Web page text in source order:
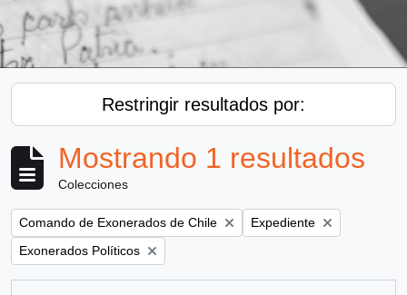
Restringir resultados por:
Mostrando 1 resultados
Colecciones
Remove filter:
Comando de Exonerados de Chile Remove filter:
Expediente
Remove filter:
Exonerados Políticos